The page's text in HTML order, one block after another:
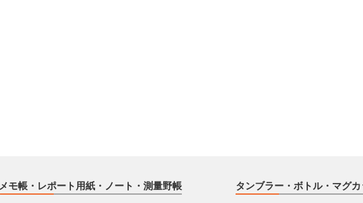
メモ帳・レポート用紙・ノート・測量野帳 タンブラー・ボトル・マグカ